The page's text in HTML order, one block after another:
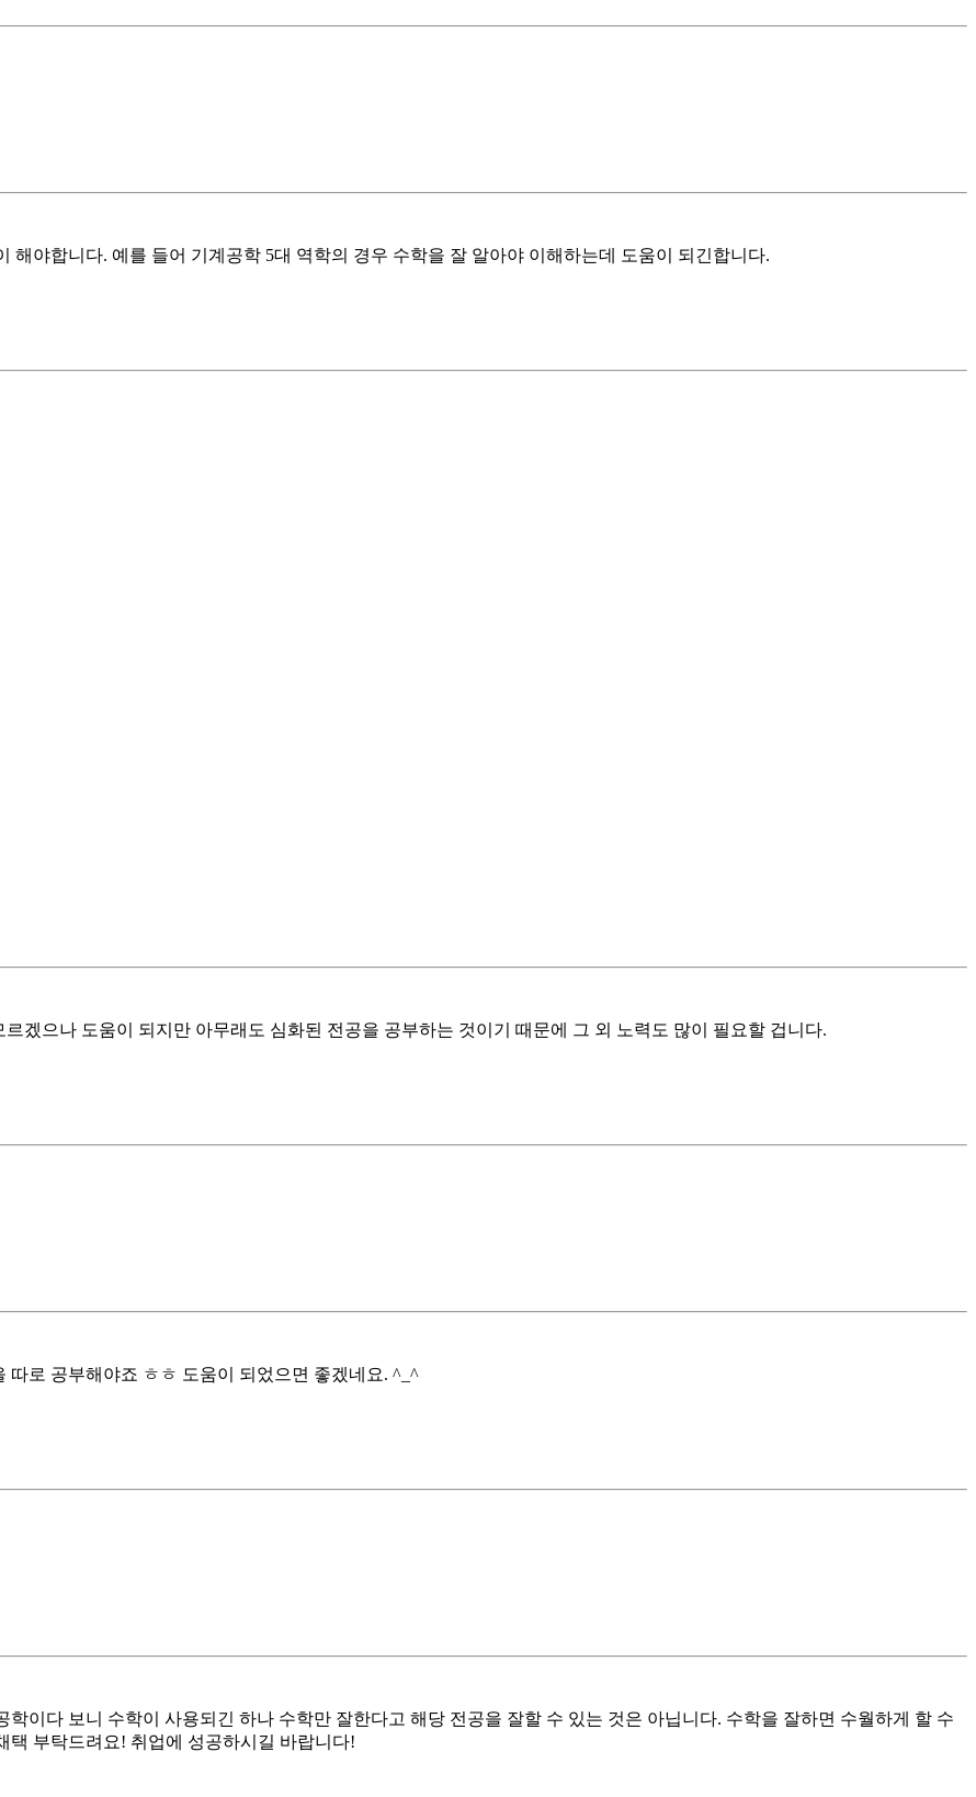
해야합니다. 예를 들어 기계공학 5대 역학의 경우 수학을 잘 알아야 이해하는데 도움이 되긴합니다.
겠으나 도움이 되지만 아무래도 심화된 전공을 공부하는 것이기 때문에 그 외 노력도 많이 필요할 겁니다.
로 공부해야죠 ㅎㅎ 도움이 되었으면 좋겠네요. ^_^
이다 보니 수학이 사용되긴 하나 수학만 잘한다고 해당 전공을 잘할 수 있는 것은 아닙니다. 수학을 잘하면 수월하게 할 수
택 부탁드려요! 취업에 성공하시길 바랍니다!